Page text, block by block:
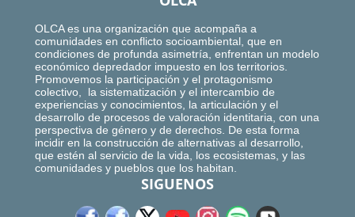
OLCA es una organización que acompaña a
comunidades en conflicto socioambiental, que en
condiciones de profunda asimetría, enfrentan un modelo
económico depredador impuesto en los territorios.
Promovemos la participación y el protagonismo
colectivo, la sistematización y el intercambio de
experiencias y conocimientos, la articulación y el
desarrollo de procesos de valoración identitaria, con una
perspectiva de género y de derechos. De esta forma
incidir en la construcción de alternativas al desarrollo,
que estén al servicio de la vida, los ecosistemas, y las
comunidades y pueblos que los habitan.
SIGUENOS